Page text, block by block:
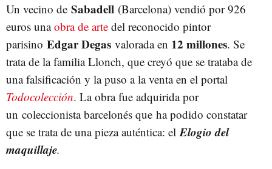
Un vecino de Sabadell (Barcelona) vendió por 926
euros unaobra de arte del reconocido pintor
parisino Edgar Degas valorada en 12 millones. Se
trata de la familia Llonch, que creyó que se trataba de
una falsificación y la puso a la venta en el portal
Todocolección. La obra fue adquirida por
un coleccionista barcelonés que ha podido constatar
que se trata de una pieza auténtica: elElogio del
maquillaje.